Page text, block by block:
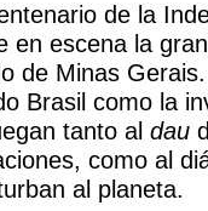
de la
en escena la
de Minas
Brasil como la
tanto al dau
como al
al planeta.